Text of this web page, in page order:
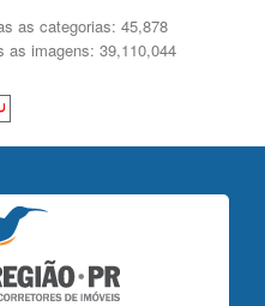
as categorias: 45,878
as imagens: 39,110,044